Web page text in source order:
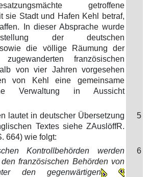
getroffene
sie Stadt und Hafen Kehl betraf,
In dieser Absprache wurde
der deutschen
die völlige Räumung der
französischen
von vier Jahren vorgesehen
von Kehl eine gemeinsame
Verwaltung in Aussicht
lautet in deutscher Übersetzung
Textes siehe ZAuslöffR.
664) wie folgt:
5
Kontrollbehörden werden
französischen Behörden von
den gegenwärtigen
6